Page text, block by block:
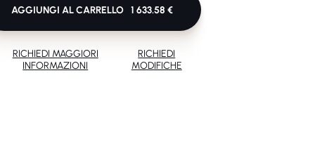
AGGIUNGI AL CARRELLO 1 633.58 €
RICHIEDI MAGGIORI
INFORMAZIONI
RICHIEDI
MODIFICHE